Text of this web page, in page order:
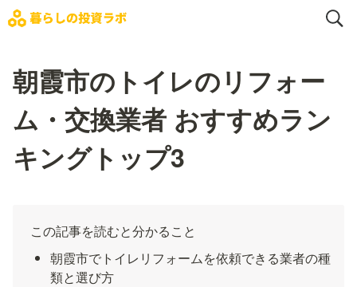
朝霞市のトイレのリフォー
ム・交換業者 おすすめラン
キングトップ3
この記事を読むと分かること
朝霞市でトイレリフォームを依頼できる業者の種
類と選び方